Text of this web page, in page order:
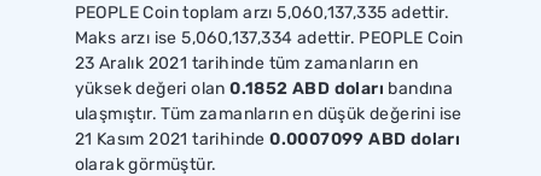
PEOPLE Coin toplam arzı 5,060,137,335 adettir.
Maks arzı ise 5,060,137,334 adettir. PEOPLE Coin
23 Aralık 2021 tarihinde tüm zamanların en
yüksek değeri olan0.1852 ABD doları bandına
ulaşmıştır. Tüm zamanların en düşük değerini ise
21 Kasım 2021 tarihinde0.0007099 ABD doları
olarak görmüştür.